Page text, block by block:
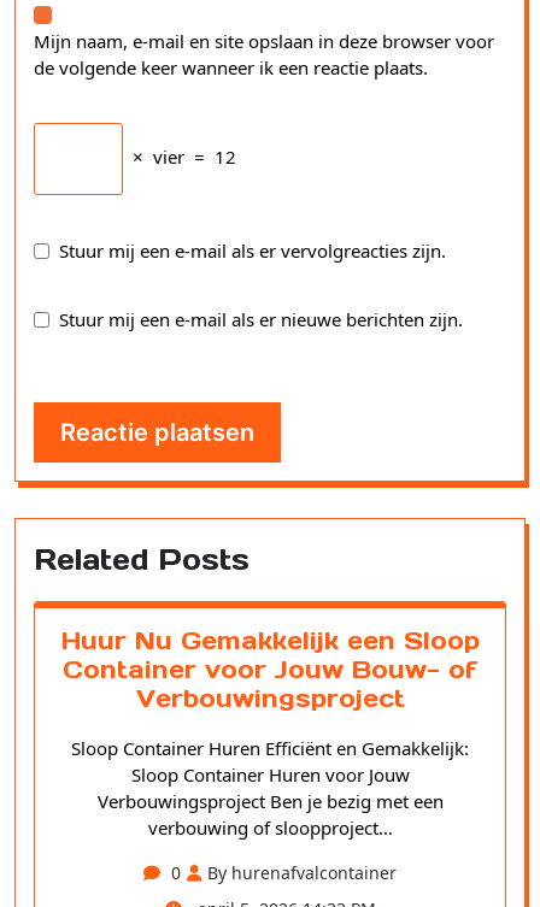
Mijn naam, e-mail en site opslaan in deze browser voor
de volgende keer wanneer ik een reactie plaats.
× vier = 12
Stuur mij een e-mail als er vervolgreacties zijn.
Stuur mij een e-mail als er nieuwe berichten zijn.
Related Posts
Huur Nu Gemakkelijk een Sloop
Container voor Jouw Bouw- of
Verbouwingsproject
Sloop Container Huren Efficiënt en Gemakkelijk:
Sloop Container Huren voor Jouw
Verbouwingsproject Ben je bezig met een
verbouwing of sloopproject…
0
By hurenafvalcontainer